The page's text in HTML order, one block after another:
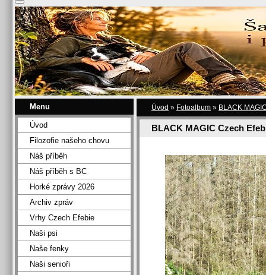
Úvod » Fotoalbum » BLACK
BLACK MAGIC Czech
Menu
Úvod
Filozofie našeho chovu
Náš příběh
Náš příběh s BC
Horké zprávy 2026
Archiv zpráv
Vrhy Czech Efebie
Naši psi
Naše fenky
Naši senioři